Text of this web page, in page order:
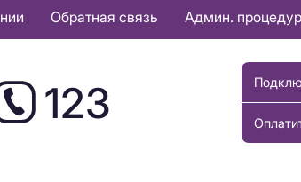
Обратная связь Админ.
123